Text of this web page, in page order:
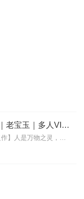
蛊真人｜大爱仙尊｜热血｜老宝玉｜多人VIP免费有声剧
内容简介【黑暗文反派流封神之作】人是万物之灵，蛊是天地真精。一个穿越者不断重生的故事。一个养蛊、炼蛊、用蛊的奇特世界。配音组（男角色）老宝玉旁白...